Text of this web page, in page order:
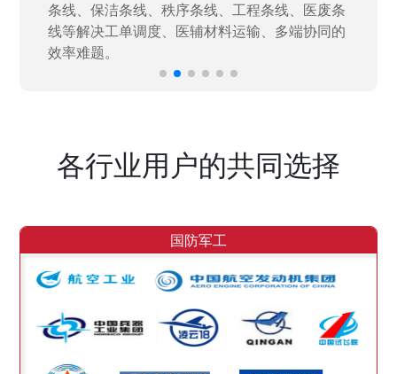
效率。
各行业用户的共同选择
国防军工